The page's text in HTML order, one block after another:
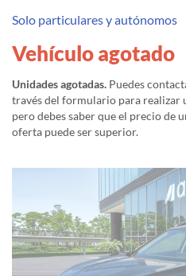
Solo particulares y autónomos
Vehículo agotado
Unidades agotadas. Puedes
través del formulario para realizar
pero debes saber que el precio de
oferta puede ser superior.